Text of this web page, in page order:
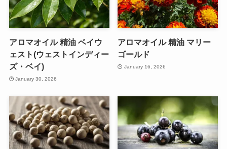
アロマオイル 精油 ベイウ
ェスト(ウェストインディー
ズ・ベイ)
January 30, 2026
アロマオイル 精油 マリー
ゴールド
January 16, 2026